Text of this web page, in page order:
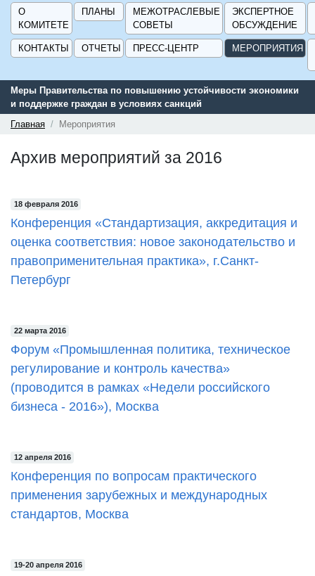
О
КОМИТЕТЕ
ПЛАНЫ
МЕЖОТРАСЛЕВЫЕ
СОВЕТЫ
ЭКСПЕРТНОЕ
ОБСУЖДЕНИЕ
КОНТАКТЫ ОТЧЕТЫ ПРЕСС-ЦЕНТР МЕРОПРИЯТИЯ
по повышению устойчивости экономики
граждан в условиях санкций
Сервис поиска
ГИСП».
Главная Мероприятия
Архив мероприятий за 2016
18 февраля 2016
Конференция «Стандартизация, аккредитация и
оценка соответствия: новое законодательство и
правоприменительная практика», г.Санкт-
Петербург
22 марта 2016
Форум «Промышленная политика, техническое
регулирование и контроль качества»
(проводится в рамках «Недели российского
бизнеса - 2016»), Москва
12 апреля 2016
Конференция по вопросам практического
применения зарубежных и международных
стандартов, Москва
19-20 апреля 2016